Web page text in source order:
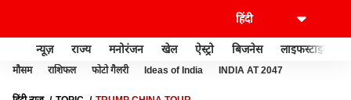
न्यूज़ राज्य मनोरंजन खेल ऐस्ट्रो बिजनेस लाइफस्टाइल
मौसम राशिफल फोटो गैलरी Ideas of India INDIA AT 2047